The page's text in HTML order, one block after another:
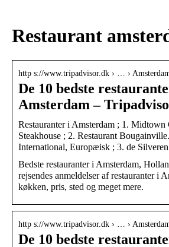
Restaurant
http s://www.tripadvisor.dk › … ›
De 10 bedste
Amsterdam –
Restauranter i Amsterdam‎ ; 1. Midtown
Steakhouse ; 2. Restaurant
International, Europæisk ; 3. de
Bedste restauranter i Amsterdam,
rejsendes anmeldelser af restauranter i
køkken, pris, sted og meget mere.
http s://www.tripadvisor.dk › … ›
De 10 bedste